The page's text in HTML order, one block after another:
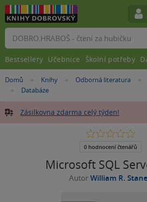
Nacházíte
Domů »Knihy »
Odborná literatura
»
Databáze
Zásilkovna zdarma celý týden!
Microsoft SQL
Autor William R.
0.0
5
0 hodnocení čtenářů
Vyhledávání
Bestsellery Učebnice Školní potřeby